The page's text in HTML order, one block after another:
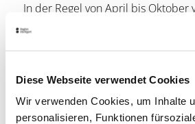
Diese Webseite verwendet Cookies
Wir verwenden Cookies, um Inhalte
personalisieren, Funktionen
In der Regel von April bis Oktober
Lage & Kontakt
Apothekergarten Waiblingen
71332 Waiblingen